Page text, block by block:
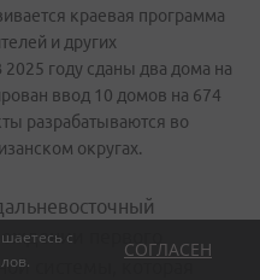
с
.
СОГЛАСЕН
краевая программа
и других
году сданы два дома на
ввод 10 домов на 674
разрабатываются во
округах.
первого
системы, которая